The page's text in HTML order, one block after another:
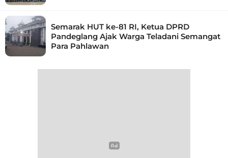
Semarak HUT ke-81 RI, Ketua DPRD
Pandeglang Ajak Warga Teladani Semangat
Para Pahlawan